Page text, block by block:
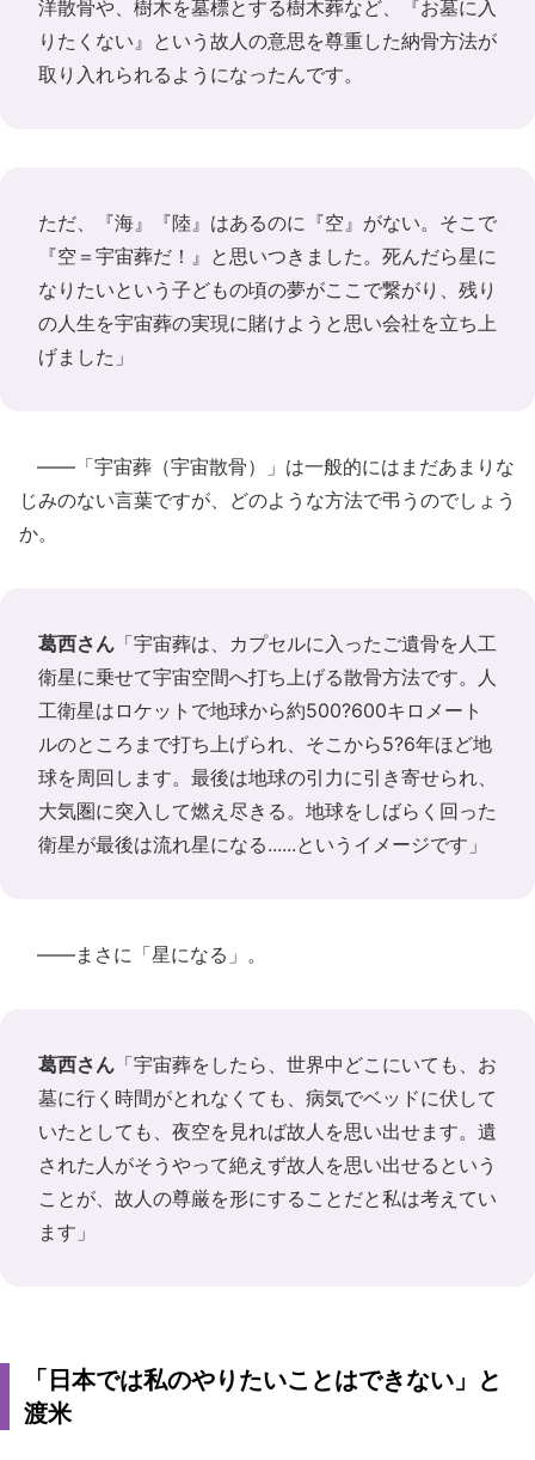
洋散骨や、樹木を墓標とする樹木葬など、『お墓に入
りたくない』という故人の意思を尊重した納骨方法が
取り入れられるようになったんです。
ただ、『海』『陸』はあるのに『空』がない。そこで
『空＝宇宙葬だ！』と思いつきました。死んだら星に
なりたいという子どもの頃の夢がここで繋がり、残り
の人生を宇宙葬の実現に賭けようと思い会社を立ち上
げました」
――「宇宙葬（宇宙散骨）」は一般的にはまだあまりな
じみのない言葉ですが、どのような方法で弔うのでしょう
か。
葛西さん 「宇宙葬は、カプセルに入ったご遺骨を人工
衛星に乗せて宇宙空間へ打ち上げる散骨方法です。人
工衛星はロケットで地球から約500?600キロメート
ルのところまで打ち上げられ、そこから5?6年ほど地
球を周回します。最後は地球の引力に引き寄せられ、
大気圏に突入して燃え尽きる。地球をしばらく回った
衛星が最後は流れ星になる......というイメージです」
――まさに「星になる」。
葛西さん 「宇宙葬をしたら、世界中どこにいても、お
墓に行く時間がとれなくても、病気でベッドに伏して
いたとしても、夜空を見れば故人を思い出せます。遺
された人がそうやって絶えず故人を思い出せるという
ことが、故人の尊厳を形にすることだと私は考えてい
ます」
「日本では私のやりたいことはできない」と
渡米